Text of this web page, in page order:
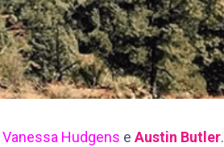
Vanessa Hudgens e Austin Butler.